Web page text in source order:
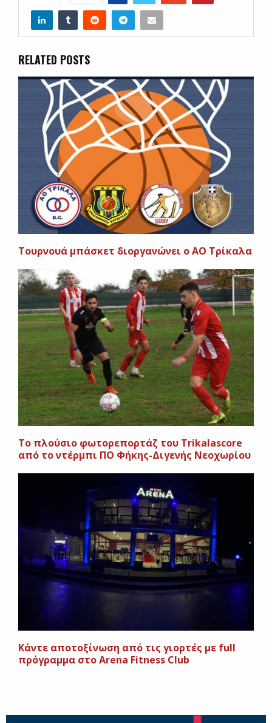
RELATED POSTS
Τουρνουά μπάσκετ διοργανώνει ο ΑΟ Τρίκαλα
To πλούσιο φωτορεπορτάζ του Trikalascore
από το ντέρμπι ΠΟ Φήκης-Διγενής Νεοχωρίου
Κάντε αποτοξίνωση από τις γιορτές με full
πρόγραμμα στο Arena Fitness Club